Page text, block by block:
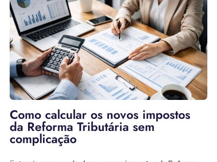
Como calcular os novos impostos
da Reforma Tributária sem
complicação